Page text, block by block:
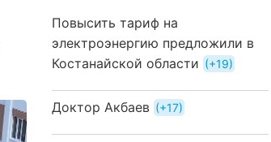
Повысить тариф на
электроэнергию предложили в
Костанайской области
+19
Доктор Акбаев +17